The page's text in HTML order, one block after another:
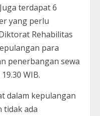
terdapat 6
yang perlu
Rehabilitas
para
penerbangan sewa
WIB.
dalam kepulangan
tidak ada